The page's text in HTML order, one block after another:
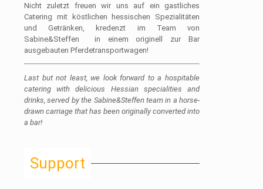
Nicht zuletzt freuen wir uns auf ein gastliches
Catering mit köstlichen hessischen Spezialitäten
und Getränken, kredenzt im Team von
Sabine&Steffen in einem originell zur Bar
ausgebauten Pferdetransportwagen!
Last but not least, we look forward to a hospitable
catering with delicious Hessian specialities and
drinks, served by the Sabine&Steffen team in a horse-
drawn carriage that has been originally converted into
a bar!
Support